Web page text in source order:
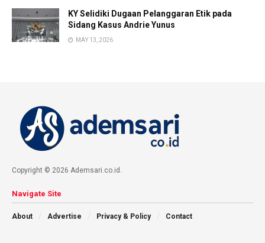
KY Selidiki Dugaan Pelanggaran Etik pada
Sidang Kasus Andrie Yunus
MAY 13, 2026
Copyright © 2026 Ademsari.co.id.
Navigate Site
About Advertise Privacy & Policy Contact